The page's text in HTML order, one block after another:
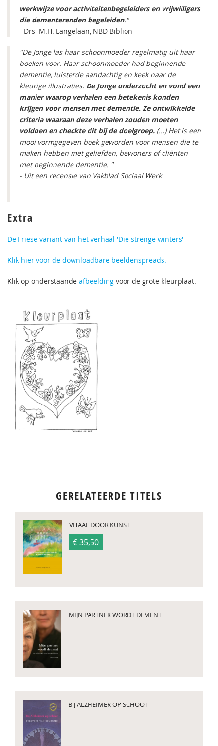
werkwijze voor activiteitenbegeleiders en vrijwilligers
die dementerenden begeleiden."
- Drs. M.H. Langelaan, NBD Biblion
"De Jonge las haar schoonmoeder regelmatig uit haar
boeken voor. Haar schoonmoeder had beginnende
dementie, luisterde aandachtig en keek naar de
kleurige illustraties. De Jonge onderzocht en vond een
manier waarop verhalen een betekenis konden
krijgen voor mensen met dementie. Ze ontwikkelde
criteria waaraan deze verhalen zouden moeten
voldoen en checkte dit bij de doelgroep. (...) Het is een
mooi vormgegeven boek geworden voor mensen die te
maken hebben met geliefden, bewoners of cliënten
met beginnende dementie. "
- Uit een recensie van Vakblad Sociaal Werk
Extra
De Friese variant van het verhaal 'Die strenge winters'
Klik hier voor de downloadbare beeldenspreads.
Klik op onderstaande afbeelding voor de grote kleurplaat.
GERELATEERDE TITELS
VITAAL DOOR KUNST
€ 35,50
MIJN PARTNER WORDT DEMENT
BIJ ALZHEIMER OP SCHOOT